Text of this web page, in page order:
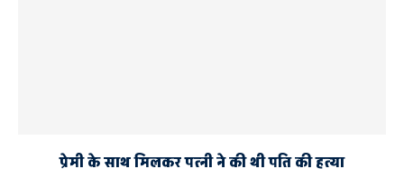
प्रेमी के साथ मिलकर पत्नी ने की थी पति की हत्या